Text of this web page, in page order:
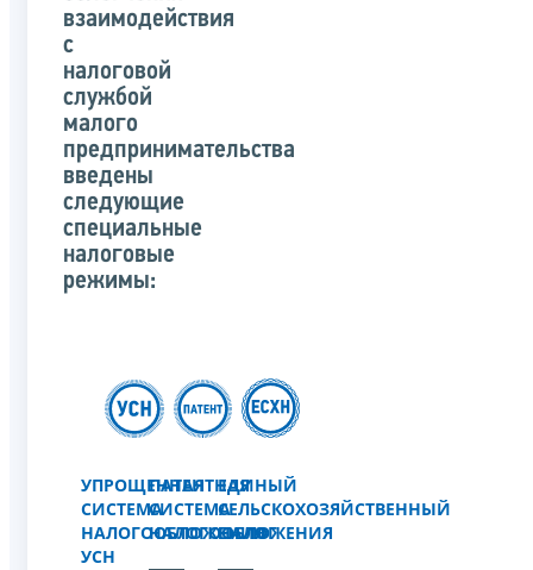
взаимодействия
с
налоговой
службой
малого
предпринимательства
введены
следующие
специальные
налоговые
режимы:
УПРОЩЕННАЯ
СИСТЕМА
НАЛОГООБЛОЖЕНИЯ
УСН
ПАТЕНТНАЯ
СИСТЕМА
НАЛОГООБЛОЖЕНИЯ
ЕДИНЫЙ
СЕЛЬСКОХОЗЯЙСТВЕННЫЙ
НАЛОГ